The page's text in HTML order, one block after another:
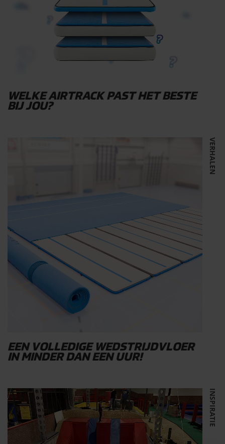
WELKE AIRTRACK PAST HET BESTE
BIJ JOU?
VERHALEN
EEN VOLLEDIGE WEDSTRIJDVLOER
IN MINDER DAN EEN UUR!
INSPIRATIE